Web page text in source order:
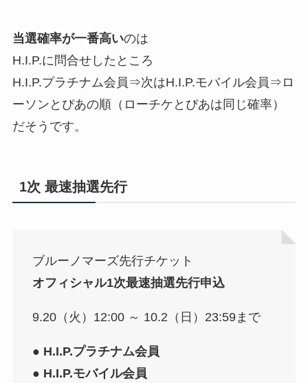
当選確率が一番高いのは
H.I.P.に問合せしたところ
H.I.P.プラチナム会員⇒次はH.I.P.モバイル会員⇒ロ
ーソンとぴあの順（ローチケとぴあは同じ確率）
だそうです。
1次 最速抽選先⾏
ブルーノマーズ先行チケット
オフィシャル1次最速抽選先⾏申込
9.20（火）12:00 ～ 10.2（日）23:59まで
● H.I.P.プラチナム会員
● H.I.P.モバイル会員